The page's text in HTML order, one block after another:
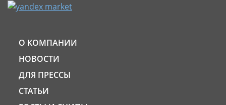
О КОМПАНИИ
НОВОСТИ
ДЛЯ ПРЕССЫ
СТАТЬИ